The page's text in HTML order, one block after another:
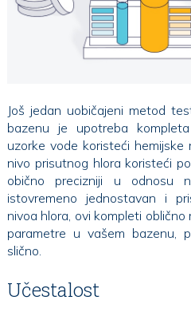
Još jedan uobičajeni metod
bazenu je upotreba
uzorke vode koristeći hemijske
nivo prisutnog hlora koristeći
obično precizniji u odnosu
istovremeno jednostavan i
nivoa hlora, ovi kompleti
parametre u vašem bazenu,
slično.
Učestalost